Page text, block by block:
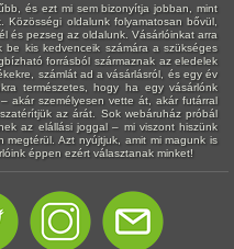
és ezt mi sem bizonyítja jobban, mint
Közösségi oldalunk folyamatosan bővül,
és pezseg az oldalunk. Vásárlóinkat arra
be kis kedvenceik számára a szükséges
forrásból származnak az eledelek
számlát ad a vásárlásról, és egy év
természetes, hogy ha egy vásárlónk
akár személyesen vette át, akár futárral
az árát. Sok webáruház próbál
az elállási joggal – mi viszont hiszünk
Azt nyújtjuk, amit mi magunk is
éppen ezért választanak minket!